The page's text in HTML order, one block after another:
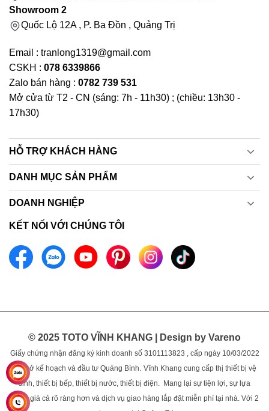
Showroom 2
Quốc Lộ 12A , P. Ba Đồn , Quảng Trị
Email : tranlong1319@gmail.com
CSKH : 078 6339866
Zalo bán hàng : 0782 739 531
Mở cửa từ T2 - CN (sáng: 7h - 11h30) ; (chiều: 13h30 -
17h30)
HỖ TRỢ KHÁCH HÀNG
DANH MỤC SẢN PHẨM
DOANH NGHIỆP
KẾT NỐI VỚI CHÚNG TÔI
© 2025 TOTO VĨNH KHANG | Design by Vareno
Giấy chứng nhận đăng ký kinh doanh số 3101113823 , cấp ngày 10/03/2022
bởi sở kế hoạch và đầu tư Quảng Bình. Vĩnh Khang cung cấp thị thiết bị vệ
sinh, thiết bị bếp, thiết bị nước, thiết bị điện. Mang lại sự tiện lợi, sự lựa
chọn, giá cả rõ ràng hơn và dịch vụ giao hàng lắp đặt miễn phí tại nhà. Với 2